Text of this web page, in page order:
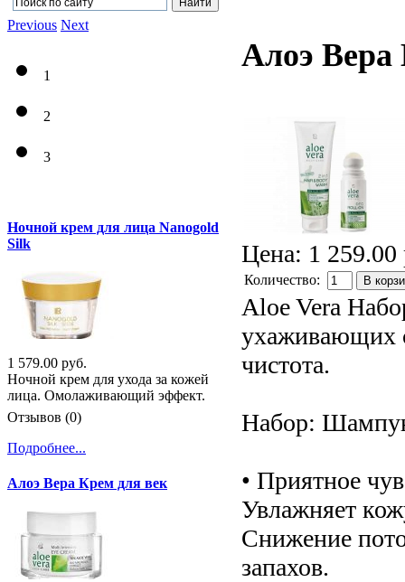
Алоэ Вера
Цена: 1 259.00
Количество: В
Aloe Vera
ухаживающих
чистота.
Набор:
• Приятное
Увлажняет
Снижение
запахов.
Previous Next
1
2
3
Ночной крем для лица Nanogold
Silk
1 579.00 руб.
Ночной крем для ухода за кожей
лица. Омолаживающий эффект.
Отзывов (0)
Подробнее...
Алоэ Вера Крем для век